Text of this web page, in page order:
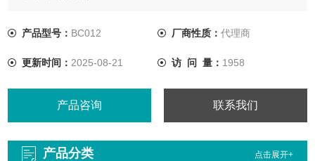
产品型号： BC012 厂商性质： 代理商
更新时间： 2025-08-21 访 问 量： 1958
产品咨询 联系我们
产品分类 点击展开+